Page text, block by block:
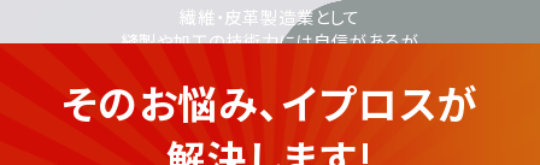
繊維・皮革メーカーの企業さま
繊維・皮革製造業として
縫製や加工の技術力には自信があるが
広告には不安がある...
そのお悩み、イプロスが